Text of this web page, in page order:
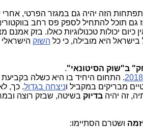
הזה יהיה גם במגזר הפרטי,
תוכל להתחיל לספק פס רחב
יכולות טכנולוגיות כאלו. בזק אמנם
בישראל היא מובילה, כי כל השוק
ב"שוק הסיטונאי".
. התחום היחיד בו היא כשלה
מבריקים במקביל וניצחה בגדול. כך,
זה יהיהבדיוק בשיטה, שבזק רוצה
ושטרם הסתיימו: